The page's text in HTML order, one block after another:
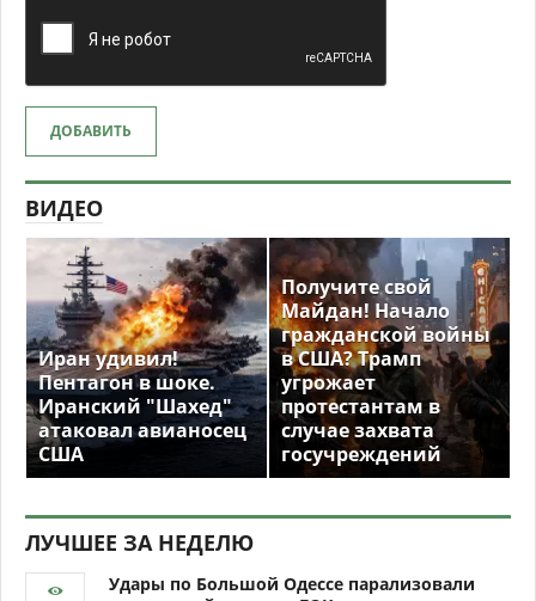
ДОБАВИТЬ
ВИДЕО
Иран удивил!
Пентагон в шоке.
Иранский "Шахед"
атаковал авианосец
США
Получите свой
Майдан! Начало
гражданской войны
в США? Трамп
угрожает
протестантам в
случае захвата
госучреждений
ЛУЧШЕЕ ЗА НЕДЕЛЮ
Удары по Большой Одессе парализовали